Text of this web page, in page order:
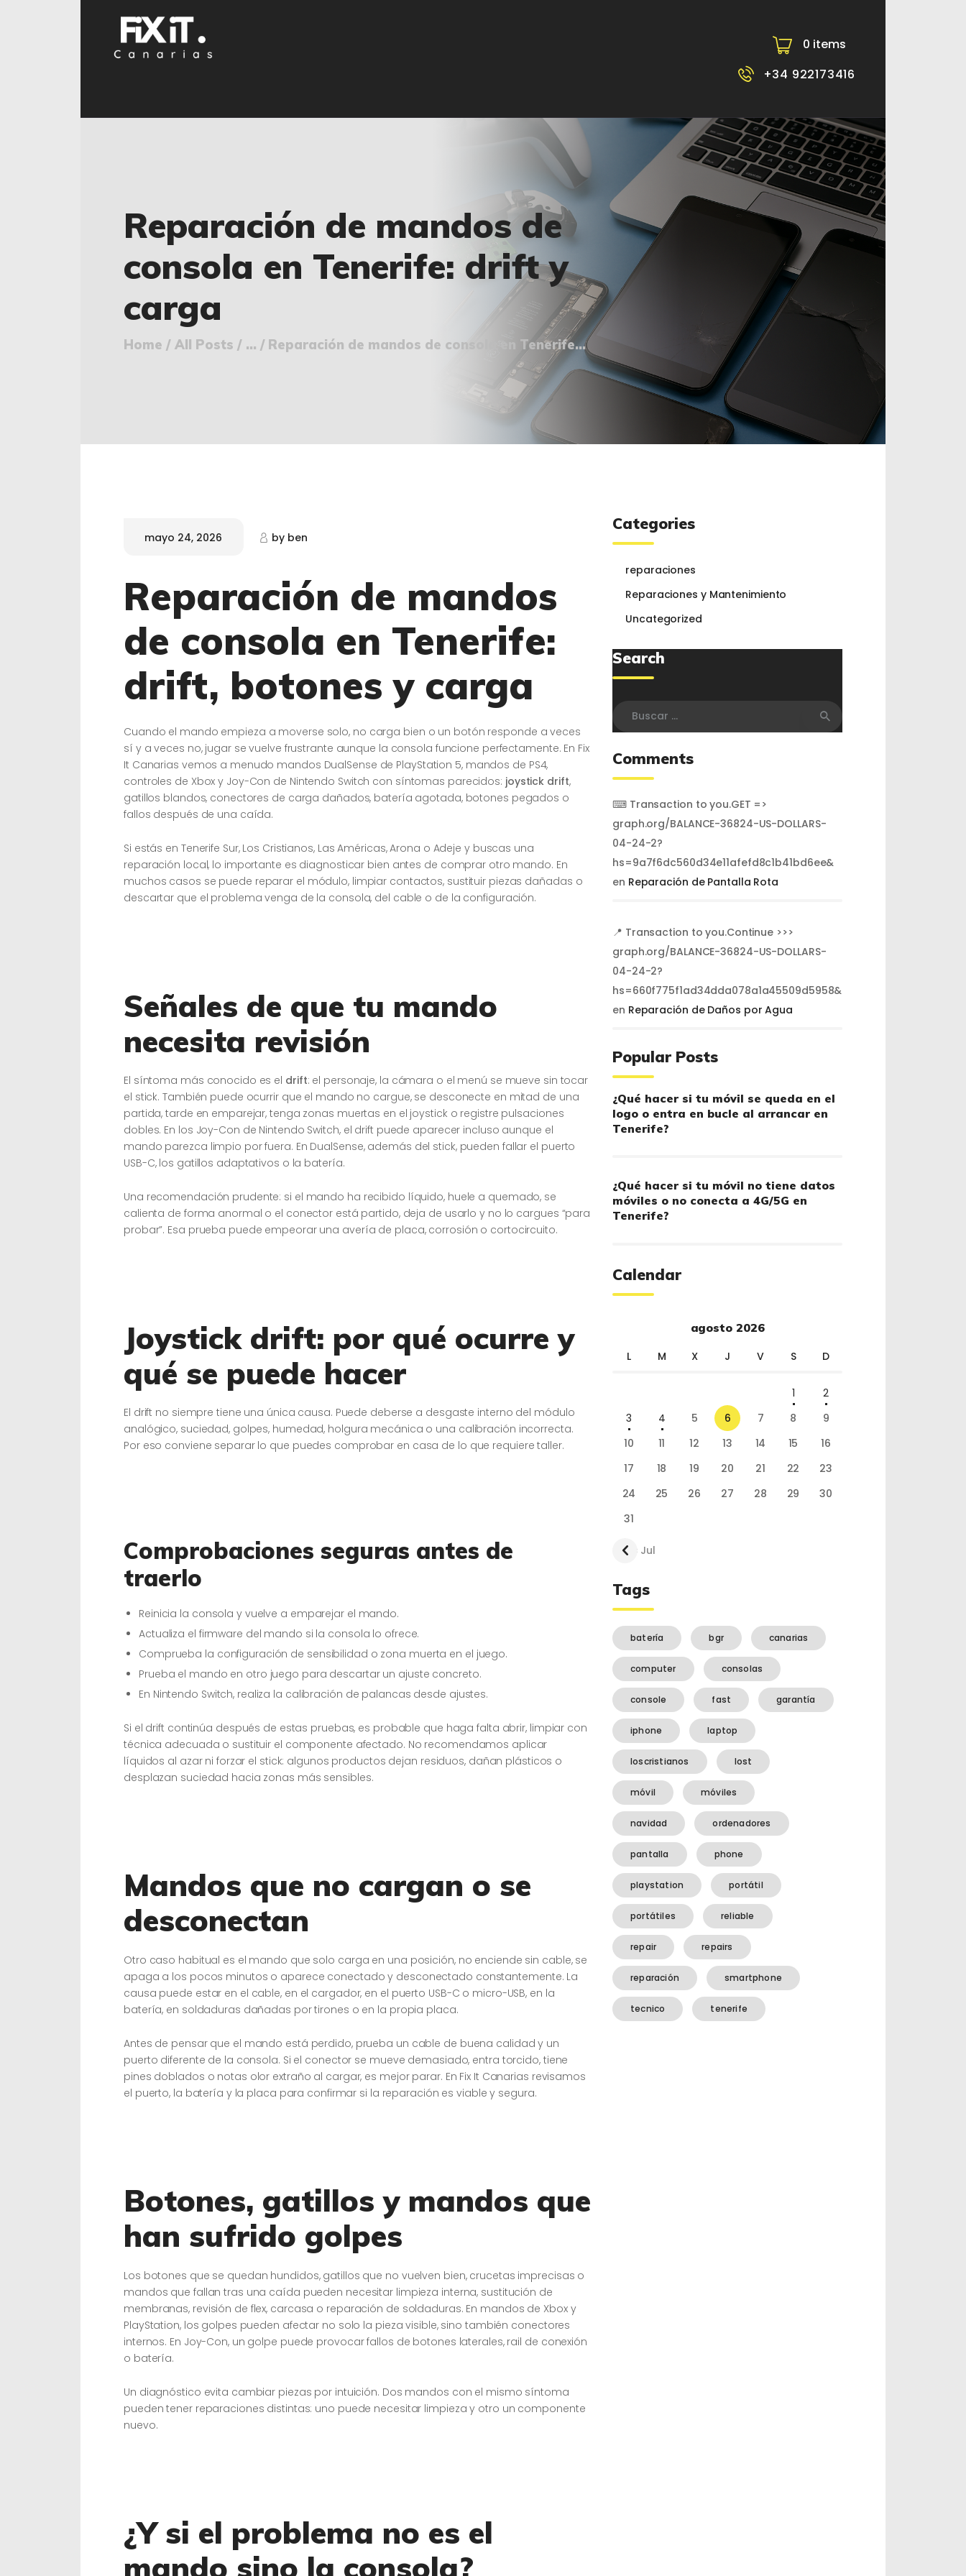
0 items
+34 922173416
Reparación de mandos de
consola en Tenerife: drift y
carga
Home All Posts ... Reparación de mandos de consola en Tenerife...
ADICIONALES
📞 CONTACTOS
✅ UBICACIONES
📝 BLOG
¿QUIÉNES SOMOS?
🔒 POLÍTICA DE
mayo 24, 2026 byben
Reparación de mandos
de consola en Tenerife:
drift, botones y carga
Cuando el mando empieza a moverse solo, no carga bien o un botón responde a veces
sí y a veces no, jugar se vuelve frustrante aunque la consola funcione perfectamente. En Fix
It Canarias vemos a menudo mandos DualSense de PlayStation 5, mandos de PS4,
controles de Xbox y Joy-Con de Nintendo Switch con síntomas parecidos: joystick drift,
gatillos blandos, conectores de carga dañados, batería agotada, botones pegados o
fallos después de una caída.
Si estás en Tenerife Sur, Los Cristianos, Las Américas, Arona o Adeje y buscas una
reparación local, lo importante es diagnosticar bien antes de comprar otro mando. En
muchos casos se puede reparar el módulo, limpiar contactos, sustituir piezas dañadas o
descartar que el problema venga de la consola, del cable o de la configuración.
Señales de que tu mando
necesita revisión
El síntoma más conocido es el drift: el personaje, la cámara o el menú se mueve sin tocar
el stick. También puede ocurrir que el mando no cargue, se desconecte en mitad de una
partida, tarde en emparejar, tenga zonas muertas en el joystick o registre pulsaciones
dobles. En los Joy-Con de Nintendo Switch, el drift puede aparecer incluso aunque el
mando parezca limpio por fuera. En DualSense, además del stick, pueden fallar el puerto
USB-C, los gatillos adaptativos o la batería.
Una recomendación prudente: si el mando ha recibido líquido, huele a quemado, se
calienta de forma anormal o el conector está partido, deja de usarlo y no lo cargues “para
probar”. Esa prueba puede empeorar una avería de placa, corrosión o cortocircuito.
Joystick drift: por qué ocurre y
qué se puede hacer
El drift no siempre tiene una única causa. Puede deberse a desgaste interno del módulo
analógico, suciedad, golpes, humedad, holgura mecánica o una calibración incorrecta.
Por eso conviene separar lo que puedes comprobar en casa de lo que requiere taller.
Comprobaciones seguras antes de
traerlo
Reinicia la consola y vuelve a emparejar el mando.
Actualiza el firmware del mando si la consola lo ofrece.
Comprueba la configuración de sensibilidad o zona muerta en el juego.
Prueba el mando en otro juego para descartar un ajuste concreto.
En Nintendo Switch, realiza la calibración de palancas desde ajustes.
Si el drift continúa después de estas pruebas, es probable que haga falta abrir, limpiar con
técnica adecuada o sustituir el componente afectado. No recomendamos aplicar
líquidos al azar ni forzar el stick: algunos productos dejan residuos, dañan plásticos o
desplazan suciedad hacia zonas más sensibles.
Mandos que no cargan o se
desconectan
Otro caso habitual es el mando que solo carga en una posición, no enciende sin cable, se
apaga a los pocos minutos o aparece conectado y desconectado constantemente. La
causa puede estar en el cable, en el cargador, en el puerto USB-C o micro-USB, en la
batería, en soldaduras dañadas por tirones o en la propia placa.
Antes de pensar que el mando está perdido, prueba un cable de buena calidad y un
puerto diferente de la consola. Si el conector se mueve demasiado, entra torcido, tiene
pines doblados o notas olor extraño al cargar, es mejor parar. En Fix It Canarias revisamos
el puerto, la batería y la placa para confirmar si la reparación es viable y segura.
Botones, gatillos y mandos que
han sufrido golpes
Los botones que se quedan hundidos, gatillos que no vuelven bien, crucetas imprecisas o
mandos que fallan tras una caída pueden necesitar limpieza interna, sustitución de
membranas, revisión de flex, carcasa o reparación de soldaduras. En mandos de Xbox y
PlayStation, los golpes pueden afectar no solo la pieza visible, sino también conectores
internos. En Joy-Con, un golpe puede provocar fallos de botones laterales, rail de conexión
o batería.
Un diagnóstico evita cambiar piezas por intuición. Dos mandos con el mismo síntoma
pueden tener reparaciones distintas: uno puede necesitar limpieza y otro un componente
nuevo.
¿Y si el problema no es el
mando sino la consola?
Categories
reparaciones
Reparaciones y Mantenimiento
Uncategorized
Search
Comments
⌨ Transaction to you.GET =>
graph.org/BALANCE-36824-US-DOLLARS-
04-24-2?
hs=9a7f6dc560d34e11afefd8c1b41bd6ee&
en Reparación de Pantalla Rota
📍 Transaction to you.Continue >>>
graph.org/BALANCE-36824-US-DOLLARS-
04-24-2?
hs=660f775f1ad34dda078a1a45509d5958&
en Reparación de Daños por Agua
Popular Posts
¿Qué hacer si tu móvil se queda en el
logo o entra en bucle al arrancar en
Tenerife?
¿Qué hacer si tu móvil no tiene datos
móviles o no conecta a 4G/5G en
Tenerife?
Calendar
agosto 2026
L M X J V S D
1
2
3
4 5 6 7 8
9
10
11 12 13 14 15
16
17
18 19 20 21 22
23
24
25 26 27 28 29
30
31
« Jul
Tags
batería bgr canarias
computer consolas
console fast garantía
iphone laptop
loscristianos lost
móvil móviles
navidad ordenadores
pantalla phone
playstation portátil
portátiles reliable
repair repairs
reparación smartphone
tecnico tenerife